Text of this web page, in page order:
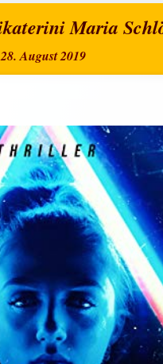
Maria
August 2019